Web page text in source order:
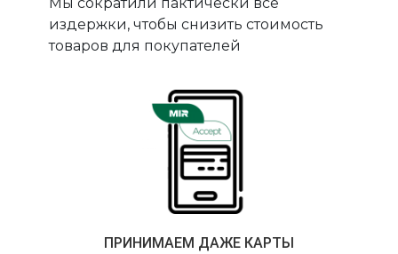
Мы сократили пактически все
издержки, чтобы снизить стоимость
товаров для покупателей
ПРИНИМАЕМ ДАЖЕ КАРТЫ